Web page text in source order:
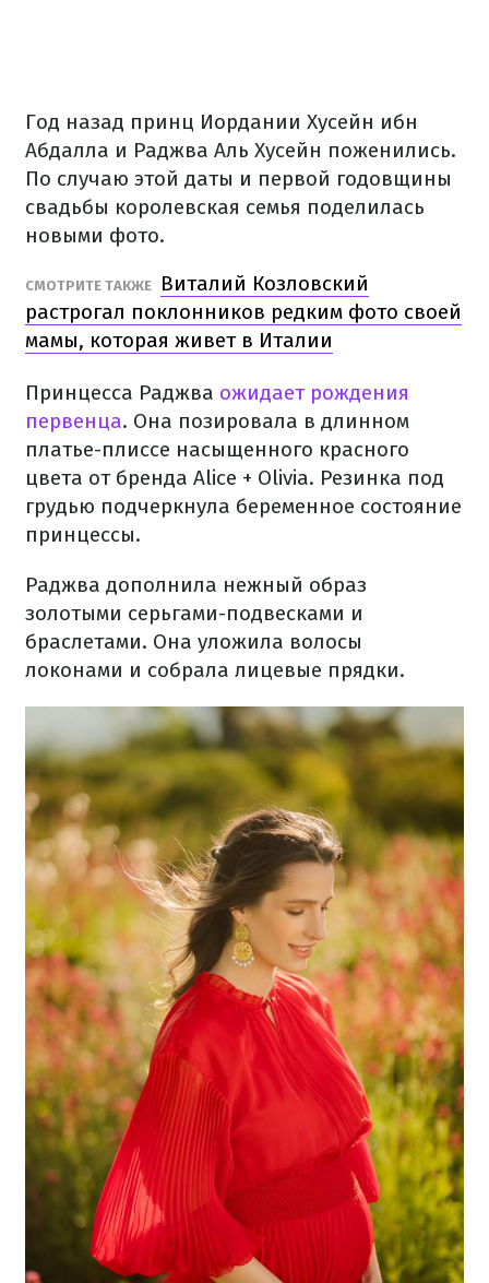
Год назад принц Иордании Хусейн ибн
Абдалла и Раджва Аль Хусейн поженились.
По случаю этой даты и первой годовщины
свадьбы королевская семья поделилась
новыми фото.
СМОТРИТЕ ТАКЖЕ
Виталий Козловский
растрогал поклонников редким фото своей
мамы, которая живет в Италии
Принцесса Раджва ожидает рождения
первенца. Она позировала в длинном
платье-плиссе насыщенного красного
цвета от бренда Alice + Olivia. Резинка под
грудью подчеркнула беременное состояние
принцессы.
Раджва дополнила нежный образ
золотыми серьгами-подвесками и
браслетами. Она уложила волосы
локонами и собрала лицевые прядки.